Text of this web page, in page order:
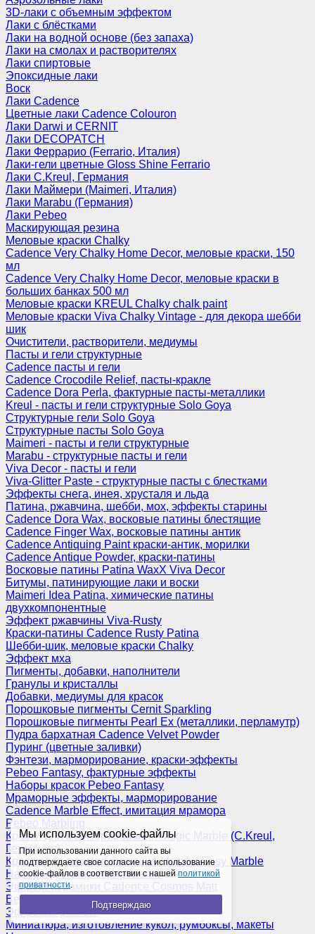
3D-лаки с объемным эффектом
Лаки с блёстками
Лаки на водной основе (без запаха)
Лаки на смолах и растворителях
Лаки спиртовые
Эпоксидные лаки
Воск
Лаки Cadence
Цветные лаки Cadence Colouron
Лаки Darwi и CERNIT
Лаки DECOPATCH
Лаки Феррарио (Ferrario, Италия)
Лаки-гели цветные Gloss Shine Ferrario
Лаки C.Kreul, Германия
Лаки Маймери (Maimeri, Италия)
Лаки Marabu (Германия)
Лаки Pebeo
Маскирующая резина
Меловые краски Chalky
Cadence Very Chalky Home Decor, меловые краски, 150
мл
Cadence Very Chalky Home Decor, меловые краски в
больших банках 500 мл
Меловые краски KREUL Chalky chalk paint
Меловые краски Viva Chalky Vintage - для декора шебби
шик
Очистители, растворители, медиумы
Пасты и гели структурные
Cadence пасты и гели
Cadence Crocodile Relief, пасты-кракле
Cadence Dora Perla, фактурные пасты-металлики
Kreul - пасты и гели структурные Solo Goya
Структурные гели Solo Goya
Структурные пасты Solo Goya
Maimeri - пасты и гели структурные
Marabu - структурные пасты и гели
Viva Decor - пасты и гели
Viva-Glitter Paste - структурные пасты с блестками
Эффекты снега, инея, хрусталя и льда
Патина, ржавчина, шебби, мох, эффекты старины
Cadence Dora Wax, восковые патины блестящие
Cadence Finger Wax, восковые патины антик
Сadence Antiquing Paint краски-антик, морилки
Cadence Antique Powder, краски-патины
Восковые патины Patina WaxX Viva Decor
Битумы, патинирующие лаки и воски
Maimeri Idea Patina, химические патины
двухкомпонентные
Эффект ржавчины Viva-Rusty
Краски-патины Cadence Rusty Patina
Шебби-шик, меловые краски Chalky
Эффект мха
Пигменты, добавки, наполнители
Гранулы и кристаллы
Добавки, медиумы для красок
Порошковые пигменты Cernit Sparkling
Порошковые пигменты Pearl Ex (металлики, перламутр)
Пудра бархатная Cadence Velvet Powder
Пуринг (цветные заливки)
Фэнтези, марморирование, краски-эффекты
Pebeo Fantasy, фактурные эффекты
Наборы красок Pebeo Fantasy
Мраморные эффекты, марморирование
Cadence Marble Effect, имитация мрамора
Pebeo Marbling
Краски для марморирования Magic Marble (C.Kreul,
Германия)
Краски для марморирования Marabu Easy Marble
Наборы для марморирования
Эффект керамики Cadence Cosmos Matt
Венецианская штукатурка
Эффекты разные
Миниатюра, изготовление кукол, румбоксы, макеты
Мы используем cookie-файлы
При использовании данного сайта вы
подтверждаете свое согласие на использование
cookie-файлов в соответствии с нашей политикой
приватности.
Подтверждаю